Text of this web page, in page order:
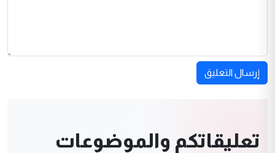
إرسال التعليق
تعليقاتكم والموضوعات